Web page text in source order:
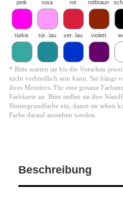
pink rosa rot rotbraun
türkis tür..lau ver..lau violett
* Bitte warten sie bis die Vorschau
nicht verbindlich sein kann. Sie hängt
ihres Monitors. Für eine genaue
Farbkarte an. Bitte stellen sie ihre
Hintergrundfarbe ein, damit sie sehen
Farbe darauf aussehen werden.
Beschreibung